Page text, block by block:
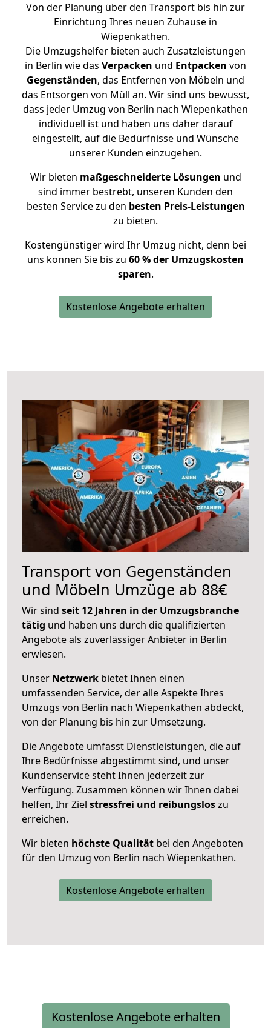
Von der Planung über den Transport bis hin zur
Einrichtung Ihres neuen Zuhause in
Wiepenkathen.
Die Umzugshelfer bieten auch Zusatzleistungen
in Berlin wie das Verpacken und Entpacken von
Gegenständen, das Entfernen von Möbeln und
das Entsorgen von Müll an. Wir sind uns bewusst,
dass jeder Umzug von Berlin nach Wiepenkathen
individuell ist und haben uns daher darauf
eingestellt, auf die Bedürfnisse und Wünsche
unserer Kunden einzugehen.
Wir bieten maßgeschneiderte Lösungen und
sind immer bestrebt, unseren Kunden den
besten Service zu den besten Preis-Leistungen
zu bieten.
Kostengünstiger wird Ihr Umzug nicht, denn bei
uns können Sie bis zu 60 % der Umzugskosten
sparen.
Kostenlose Angebote erhalten
Transport von Gegenständen
und Möbeln Umzüge ab 88€
Wir sind seit 12 Jahren in der Umzugsbranche
tätig und haben uns durch die qualifizierten
Angebote als zuverlässiger Anbieter in Berlin
erwiesen.
Unser Netzwerk bietet Ihnen einen
umfassenden Service, der alle Aspekte Ihres
Umzugs von Berlin nach Wiepenkathen abdeckt,
von der Planung bis hin zur Umsetzung.
Die Angebote umfasst Dienstleistungen, die auf
Ihre Bedürfnisse abgestimmt sind, und unser
Kundenservice steht Ihnen jederzeit zur
Verfügung. Zusammen können wir Ihnen dabei
helfen, Ihr Ziel stressfrei und reibungsloszu
erreichen.
Wir bieten höchste Qualität bei den Angeboten
für den Umzug von Berlin nach Wiepenkathen.
Kostenlose Angebote erhalten
Kostenlose Angebote erhalten